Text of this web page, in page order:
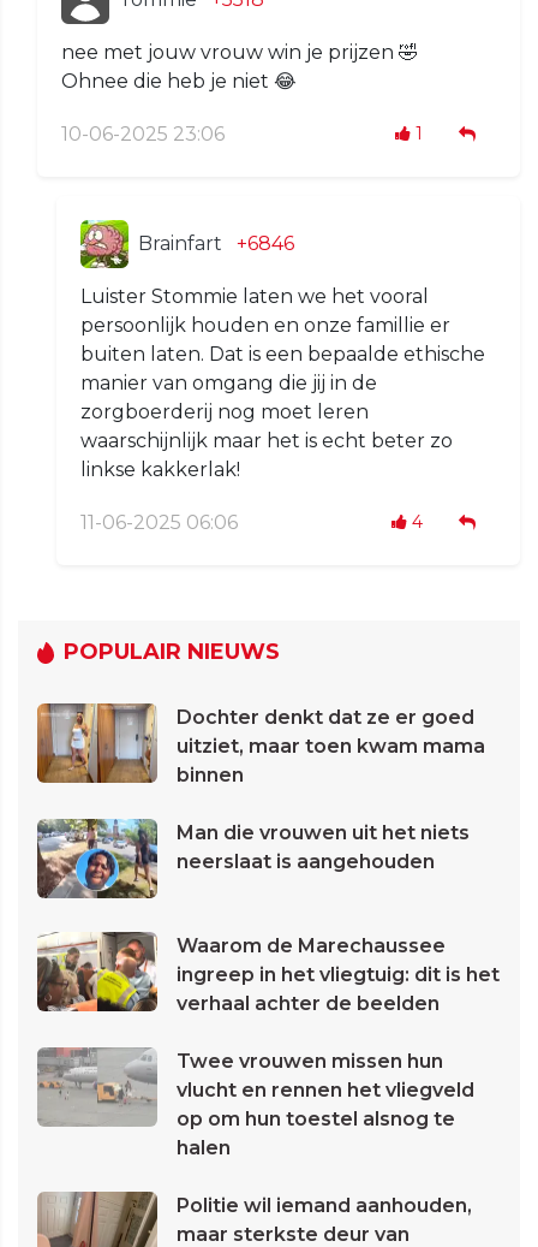
nee met jouw vrouw win je prijzen 🤣
Ohnee die heb je niet 😂
10-06-2025 23:06 1
Brainfart +6846
Luister Stommie laten we het vooral
persoonlijk houden en onze famillie er
buiten laten. Dat is een bepaalde ethische
manier van omgang die jij in de
zorgboerderij nog moet leren
waarschijnlijk maar het is echt beter zo
linkse kakkerlak!
11-06-2025 06:06 4
POPULAIR NIEUWS
Dochter denkt dat ze er goed
uitziet, maar toen kwam mama
binnen
Man die vrouwen uit het niets
neerslaat is aangehouden
Waarom de Marechaussee
ingreep in het vliegtuig: dit is het
verhaal achter de beelden
Twee vrouwen missen hun
vlucht en rennen het vliegveld
op om hun toestel alsnog te
halen
Politie wil iemand aanhouden,
maar sterkste deur van